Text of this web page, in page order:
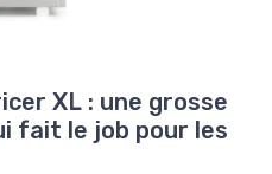
XL : une grosse
fait le job pour les